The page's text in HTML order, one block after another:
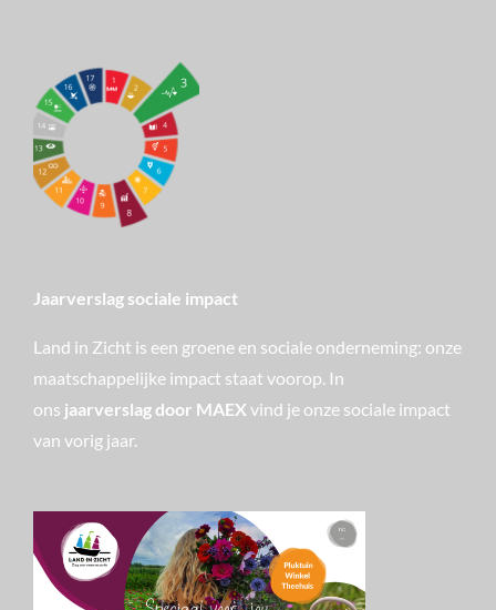
Jaarverslag sociale impact
Land in Zicht is een groene en sociale onderneming: onze
maatschappelijke impact staat voorop. In
ons jaarverslag door MAEX vind je onze sociale impact
van vorig jaar.